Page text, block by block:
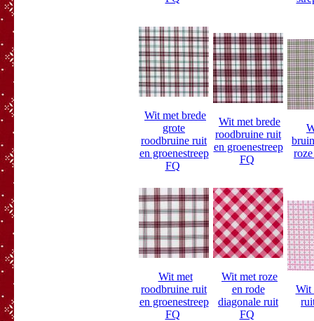
Wit met brede
grote
roodbruine ruit
en groenestreep
FQ
Wit met brede
roodbruine ruit
en groenestreep
FQ
Wit met
roodbruine ruit
en groenestreep
FQ
Wit met roze
en rode
diagonale ruit
FQ
Wit